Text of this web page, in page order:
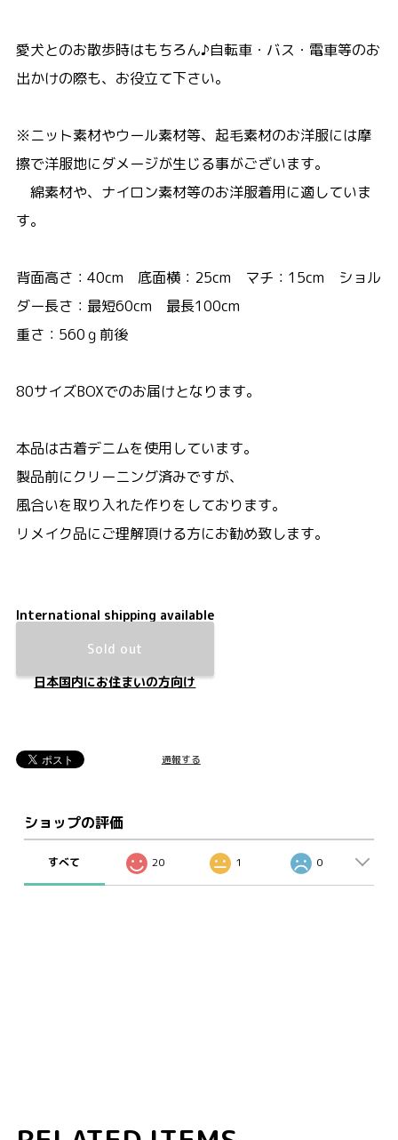
愛犬とのお散歩時はもちろん♪自転車・バス・電車等のお
出かけの際も、お役立て下さい。
※ニット素材やウール素材等、起毛素材のお洋服には摩
擦で洋服地にダメージが生じる事がございます。
綿素材や、ナイロン素材等のお洋服着用に適していま
す。
背面高さ：40cm 底面横：25cm マチ：15cm ショル
ダー長さ：最短60cm 最長100cm
重さ：560ｇ前後
80サイズBOXでのお届けとなります。
本品は古着デニムを使用しています。
製品前にクリーニング済みですが、
風合いを取り入れた作りをしております。
リメイク品にご理解頂ける方にお勧め致します。
International shipping available
Sold out
日本国内にお住まいの方向け
通報する
ショップの評価
すべて 20 1 0